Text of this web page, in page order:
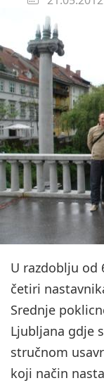
U razdoblju od
četiri
Srednje
Ljubljana gdje
stručnom
koji način